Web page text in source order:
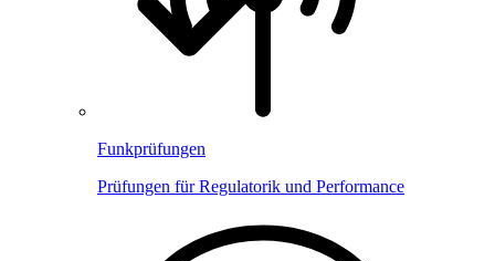
Funkprüfungen
Prüfungen für Regulatorik und Performance